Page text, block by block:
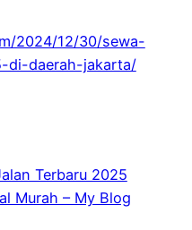
2024/12/30/sewa-
di-daerah-jakarta/
Terbaru 2025
Murah – My Blog